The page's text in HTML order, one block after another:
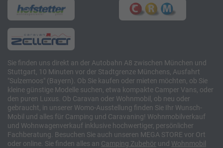
Sie finden uns direkt an der Autobahn A8 zwischen München und
Stuttgart, 10 Minuten vor der Stadtgrenze Münchens, Ausfahrt
"Sulzemoos" (Bayern). Ob Sie kaufen oder mieten möchten, ob Sie
kleine günstige Modelle suchen, etwa kompakte Camper Vans, oder
den puren Luxus. Ob Caravan oder Wohnmobil, ob neu oder
gebraucht, in unserer Womo-Ausstellung finden Sie Ihr Wunsch-
Mobil und alles für Camping und Caravaning! Wohnmobilverkauf
und Wohnwagenverkauf inklusive hochwertiger, persönlicher
Fachberatung. Besuchen Sie auch unseren MEGA STORE vor Ort
oder online. Sie finden alles an Camping Zubehör und Wohnmobil